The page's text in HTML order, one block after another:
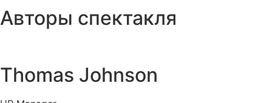
Авторы спектакля
Thomas Johnson